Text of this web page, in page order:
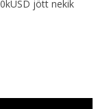
jött nekik